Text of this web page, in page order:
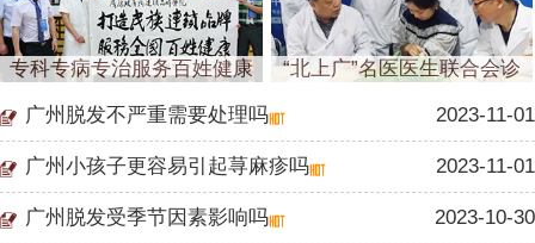
专科专病专治服务百姓健康 “北上广”名医医生联合会诊
广州脱发不严重需要处理吗 2023-11-01
广州小孩子更容易引起荨麻疹吗 2023-11-01
广州脱发受季节因素影响吗 2023-10-30